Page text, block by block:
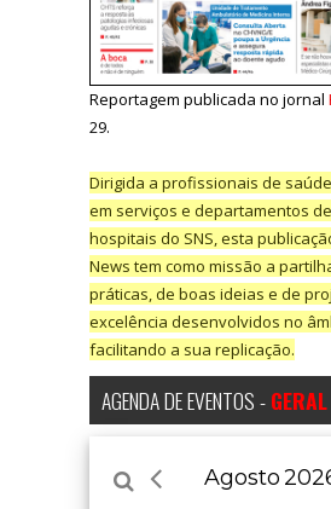
Reportagem publicada no jornal
29.
Dirigida a profissionais de
em serviços e departamentos
hospitais do SNS, esta
News tem como missão a
práticas, de boas ideias e de
excelência desenvolvidos no
facilitando a sua replicação.
AGENDA DE EVENTOS -GERAL
Agosto